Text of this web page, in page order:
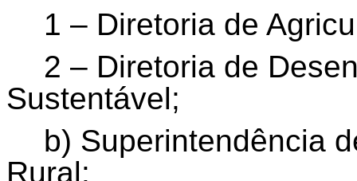
1 – Diretoria de
2 – Diretoria de
Sustentável;
b) Superintendência
Rural: